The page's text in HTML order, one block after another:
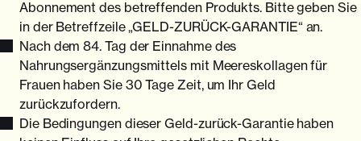
Abonnement des betreffenden Produkts. Bitte geben Sie
in der Betreffzeile „GELD-ZURÜCK-GARANTIE“ an.
Nach dem 84. Tag der Einnahme des
Nahrungsergänzungsmittels mit Meereskollagen für
Frauen haben Sie 30 Tage Zeit, um Ihr Geld
zurückzufordern.
Die Bedingungen dieser Geld-zurück-Garantie haben